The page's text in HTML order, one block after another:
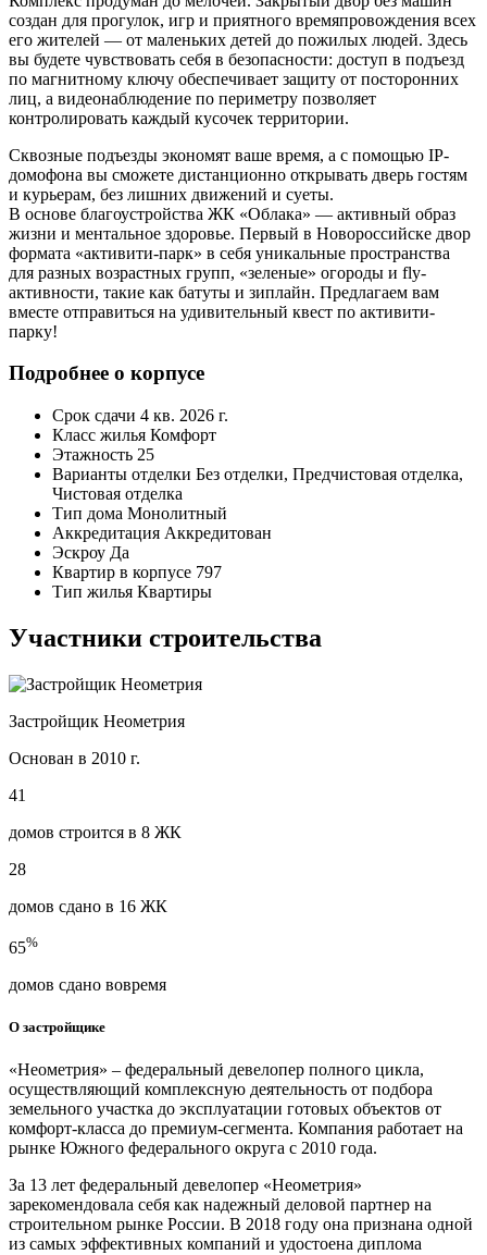
создан для прогулок, игр и приятного времяпровождения всех
его жителей — от маленьких детей до пожилых людей. Здесь
вы будете чувствовать себя в безопасности: доступ в подъезд
по магнитному ключу обеспечивает защиту от посторонних
лиц, а видеонаблюдение по периметру позволяет
контролировать каждый кусочек территории.
Сквозные подъезды экономят ваше время, а с помощью IP-
домофона вы сможете дистанционно открывать дверь гостям
и курьерам, без лишних движений и суеты.
В основе благоустройства ЖК «Облака» — активный образ
жизни и ментальное здоровье. Первый в Новороссийске двор
формата «активити-парк» в себя уникальные пространства
для разных возрастных групп, «зеленые» огороды и fly-
активности, такие как батуты и зиплайн. Предлагаем вам
вместе отправиться на удивительный квест по активити-
парку!
Подробнее о корпусе
Срок сдачи 4 кв. 2026 г.
Класс жилья Комфорт
Этажность 25
Варианты отделки Без отделки, Предчистовая отделка,
Чистовая отделка
Тип дома Монолитный
Аккредитация Аккредитован
Эскроу Да
Квартир в корпусе 797
Тип жилья Квартиры
Участники строительства
Застройщик Неометрия
Основан в 2010 г.
41
домов строится в 8 ЖК
28
домов сдано в 16 ЖК
65%
домов сдано вовремя
О застройщике
«Неометрия» – федеральный девелопер полного цикла,
осуществляющий комплексную деятельность от подбора
земельного участка до эксплуатации готовых объектов от
комфорт-класса до премиум-сегмента. Компания работает на
рынке Южного федерального округа с 2010 года.
За 13 лет федеральный девелопер «Неометрия»
зарекомендовала себя как надежный деловой партнер на
строительном рынке России. В 2018 году она признана одной
из самых эффективных компаний и удостоена диплома